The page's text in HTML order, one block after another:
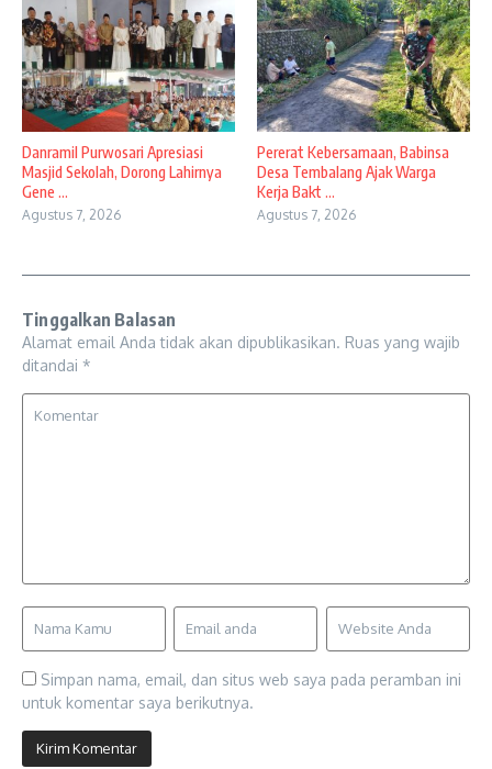
Danramil Purwosari Apresiasi
Masjid Sekolah, Dorong Lahirnya
Gene ...
Agustus 7, 2026
Pererat Kebersamaan, Babinsa
Desa Tembalang Ajak Warga
Kerja Bakt ...
Agustus 7, 2026
Tinggalkan Balasan
Alamat email Anda tidak akan dipublikasikan. Ruas yang wajib
ditandai *
Simpan nama, email, dan situs web saya pada peramban ini
untuk komentar saya berikutnya.